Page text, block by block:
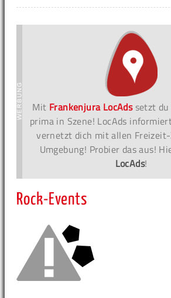
Mit Frankenjura LocAdssetzt
prima in Szene! LocAds
vernetzt dich mit allen
Umgebung! Probier das aus!
LocAds!
Rock-Events